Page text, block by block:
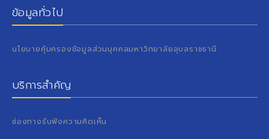
ข้อมูลทั่วไป
นโยบายคุ้มครองข้อมูลส่วนบุคคลมหาวิทยาลัยอุบลราชธานี
บริการสำคัญ
ช่องทางรับฟังความคิดเห็น